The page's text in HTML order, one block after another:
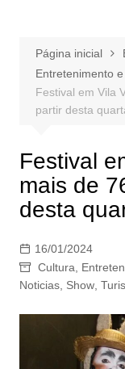
Página inicial
Entretenimento
Festival em Vila
partir desta
Festival
mais de
desta
16/01/2024
Cultura
Noticias, Show,